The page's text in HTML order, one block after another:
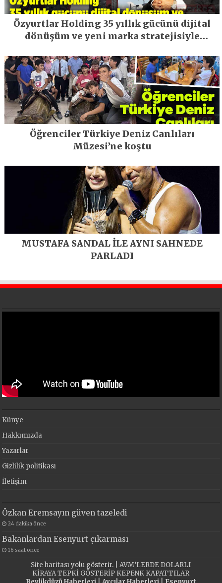
Özyurtlar Holding 35 yıllık gücünü dijital
dönüşüm ve yeni marka stratejisiyle
Öğrenciler Türkiye Deniz Canlıları
Müzesi’ne koştu
MUSTAFA SANDAL İLE AYNI SAHNEDE
PARLADI
Künye
Hakkımızda
Yazarlar
Gizlilik politikası
İletişim
Özkan Eremsayın güven tazeledi
24 dakika önce
Bakanlardan Esenyurt çıkarması
16 saat önce
Site haritasıyolu gösterir. |AVM’LERDE DOLARLI
KİRAYA TEPKİ GÖSTERİP KEPENK KAPATTILAR